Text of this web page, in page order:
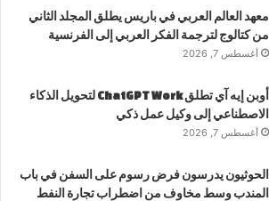
معهد العالم العربي في باريس يطلق المجلد الثاني
من كتالوج لترجمة الفكر العربي إلى الفرنسية
أغسطس 7, 2026
أوبن إيه آي تطلق ChatGPT Work لتحويل الذكاء
الاصطناعي إلى وكيل عمل ذكي
أغسطس 7, 2026
الحوثيون يدرسون فرض رسوم على السفن في باب
المندب وسط مخاوف من اضطراب تجارة النفط